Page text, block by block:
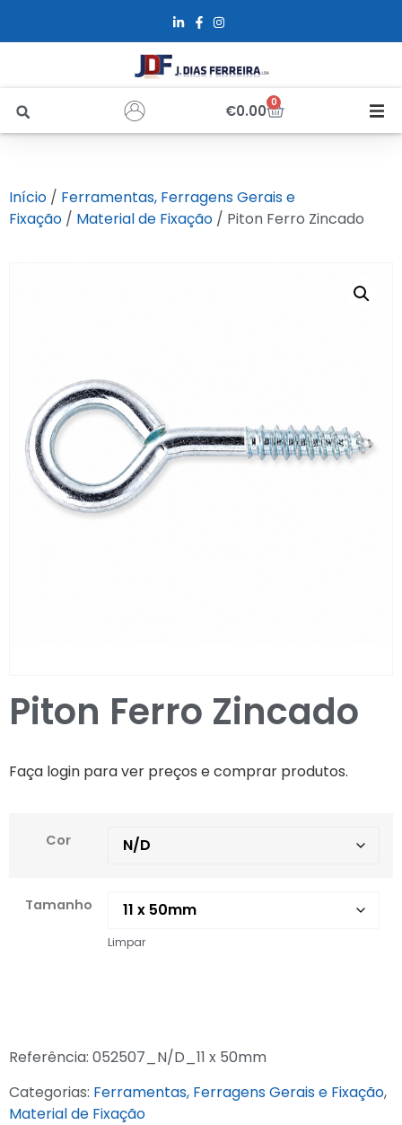
€0.00 0
Sobre Nós
Contactos
Entrar / Registar
Início / Ferramentas, Ferragens Gerais e
Fixação / Material de Fixação / Piton Ferro Zincado
Piton Ferro Zincado
Faça login para ver preços e comprar produtos.
Cor
Tamanho
Limpar
Referência: 052507_N/D_11 x 50mm
Categorias: Ferramentas, Ferragens Gerais e Fixação,
Material de Fixação